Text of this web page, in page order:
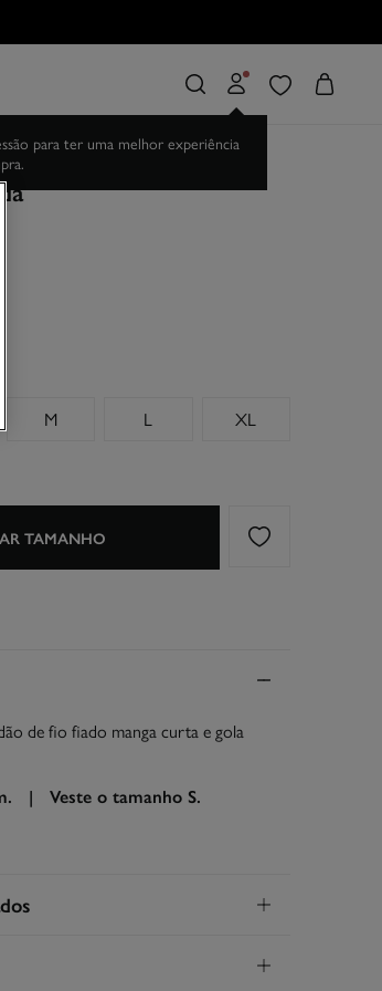
para ter uma melhor experiência
M L XL
TAMANHO
de fio fiado manga curta e gola
| Veste o tamanho S.